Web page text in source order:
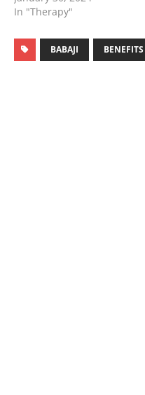
In "Therapy"
BABAJI BENEFITS